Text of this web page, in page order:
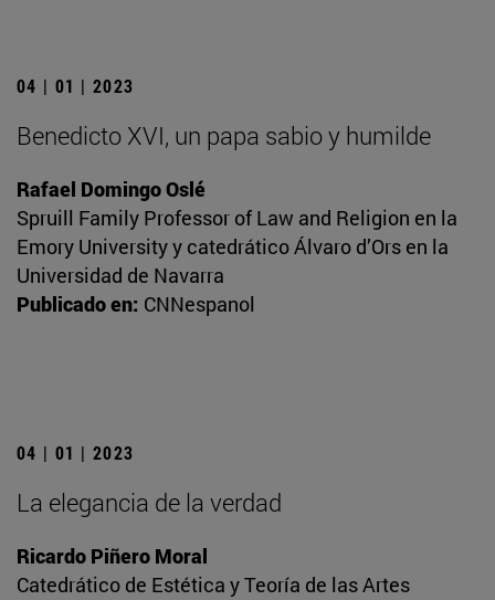
04 | 01 | 2023
Benedicto XVI, un papa sabio y humilde
Rafael Domingo Oslé
Spruill Family Professor of Law and Religion en la
Emory University y catedrático Álvaro d’Ors en la
Universidad de Navarra
Publicado en: CNNespanol
04 | 01 | 2023
La elegancia de la verdad
Ricardo Piñero Moral
Catedrático de Estética y Teoría de las Artes